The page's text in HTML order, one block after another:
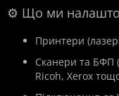
⚙️ Що ми
Принтери
Сканери та БФП
Ricoh, Xerox